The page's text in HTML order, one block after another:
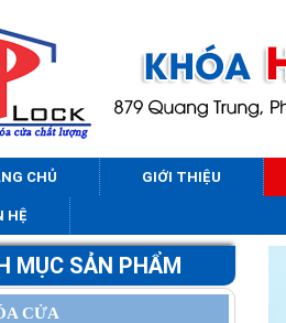
CHỦ GIỚI THIỆU
HỆ
MỤC SẢN PHẨM
CỬA